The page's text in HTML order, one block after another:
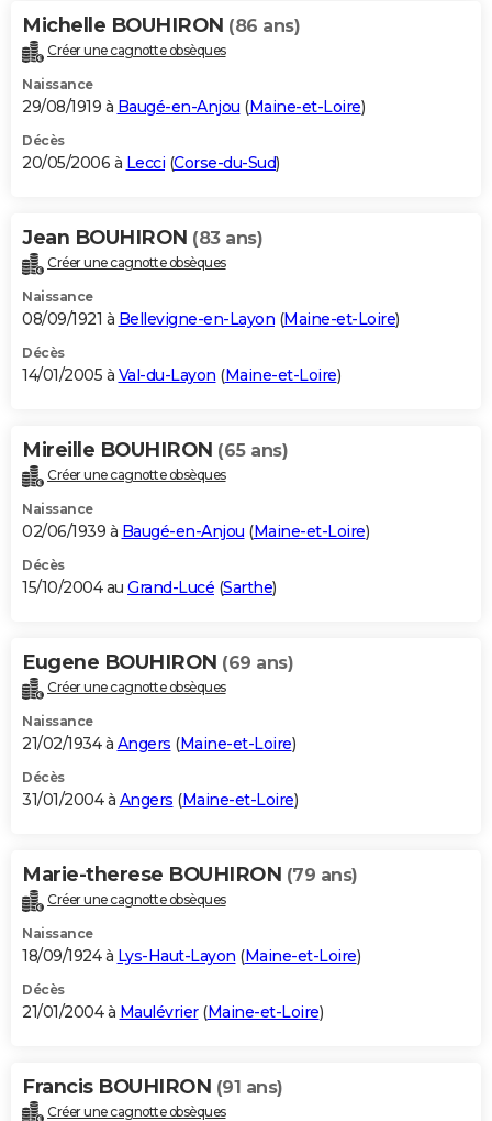
Michelle BOUHIRON (86 ans)
Créer une cagnotte obsèques
Naissance
29/08/1919 à Baugé-en-Anjou (Maine-et-Loire)
Décès
20/05/2006 à Lecci (Corse-du-Sud)
Jean BOUHIRON (83 ans)
Créer une cagnotte obsèques
Naissance
08/09/1921 à Bellevigne-en-Layon (Maine-et-Loire)
Décès
14/01/2005 à Val-du-Layon (Maine-et-Loire)
Mireille BOUHIRON (65 ans)
Créer une cagnotte obsèques
Naissance
02/06/1939 à Baugé-en-Anjou (Maine-et-Loire)
Décès
15/10/2004 au Grand-Lucé (Sarthe)
Eugene BOUHIRON (69 ans)
Créer une cagnotte obsèques
Naissance
21/02/1934 à Angers (Maine-et-Loire)
Décès
31/01/2004 à Angers (Maine-et-Loire)
Marie-therese BOUHIRON (79 ans)
Créer une cagnotte obsèques
Naissance
18/09/1924 à Lys-Haut-Layon (Maine-et-Loire)
Décès
21/01/2004 à Maulévrier(Maine-et-Loire)
Francis BOUHIRON (91 ans)
Créer une cagnotte obsèques